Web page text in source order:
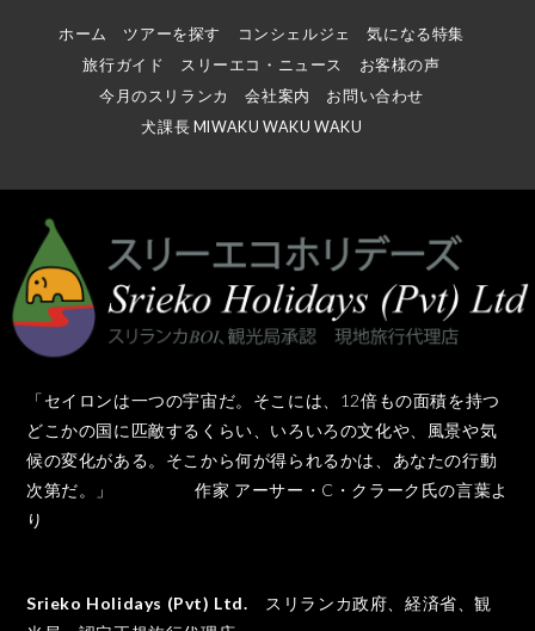
ホーム ツアーを探す コンシェルジェ
気になる特集
旅行ガイド
スリーエコ・ニュース
お客様の声
今月のスリランカ
会社案内
お問い合わせ
犬課長 MIWAKU WAKU WAKU
「セイロンは一つの宇宙だ。そこには、12倍もの面積を持つ
どこかの国に匹敵するくらい、いろいろの文化や、風景や気
候の変化がある。そこから何が得られるかは、あなたの行動
次第だ。」 作家 アーサー・C・クラーク氏の言葉よ
り
Srieko Holidays (Pvt) Ltd. スリランカ政府、経済省、観